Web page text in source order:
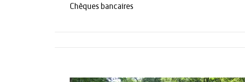
Chèques bancaires